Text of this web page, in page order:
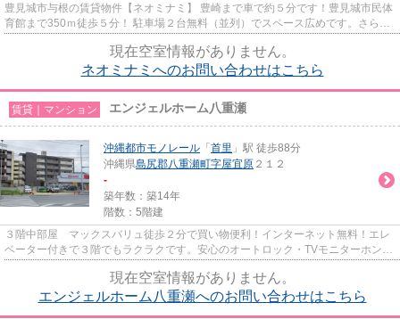
豊見城市与根の賃貸物件【ネオミナミ】 豊崎まで車で約５分です！豊見城市民体
育館まで350ｍ徒歩５分！ 駐車場２台無料（並列）でスペース広めです。さらに
現在空室情報がありません。
ネオミナミへのお問い合わせはこちら
賃貸｜マンション エンジェルホーム八重瀬
沖縄都市モノレール 「 首里 」駅 徒歩88分
沖縄県島尻郡八重瀬町字屋宜原 ２１２
-
築年数：築14年
階数：5階建
３階中部屋 マックスバリュ徒歩２分で買い物便利！インターネット無料！エレ
ベーター付きで３階でもラクラクです。安心のオートロック・TVモニターホン、
現在空室情報がありません。
エンジェルホーム八重瀬へのお問い合わせはこちら